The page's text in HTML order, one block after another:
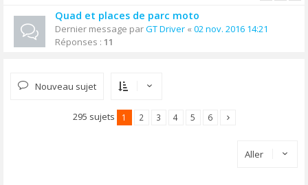
Quad et places de parc moto
Dernier message parGT Driver « 02 nov. 2016 14:21
Réponses : 11
Nouveau sujet
295 sujets 1 2 3 4 5 6
Aller